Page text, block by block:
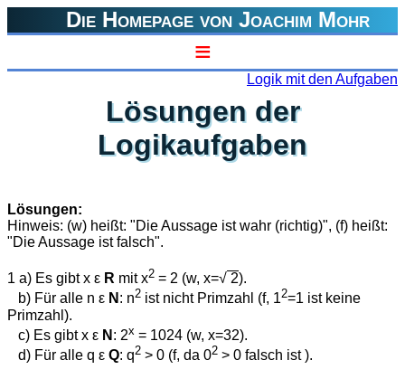
Die Homepage von Joachim Mohr
≡
Logik mit den Aufgaben
Lösungen der
Logikaufgaben
Lösungen:
Hinweis: (w) heißt: "Die Aussage ist wahr (richtig)", (f) heißt:
"Die Aussage ist falsch".
1 a) Es gibt x ε R mit x2 = 2 (w, x=√ 2).
b) Für alle n ε N : n2 ist nicht Primzahl (f, 12=1 ist keine
Primzahl).
c) Es gibt x ε N : 2x = 1024 (w, x=32).
d) Für alle q ε Q: q2 > 0 (f, da 02 > 0 falsch ist ).